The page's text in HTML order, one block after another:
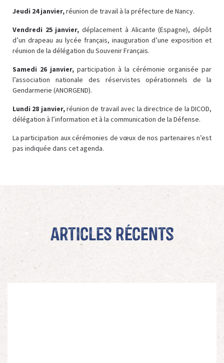
Jeudi 24 janvier,réunion de travail à la préfecture de Nancy.
Vendredi 25 janvier, déplacement à Alicante (Espagne), dépôt
d’un drapeau au lycée français, inauguration d’une exposition et
réunion de la délégation du Souvenir Français.
Samedi 26 janvier, participation à la cérémonie organisée par
l’association nationale des réservistes opérationnels de la
Gendarmerie (ANORGEND).
Lundi 28 janvier,réunion de travail avec la directrice de la DICOD,
délégation à l’information et à la communication de la Défense.
La participation aux cérémonies de vœux de nos partenaires n’est
pas indiquée dans cet agenda.
Articles récents